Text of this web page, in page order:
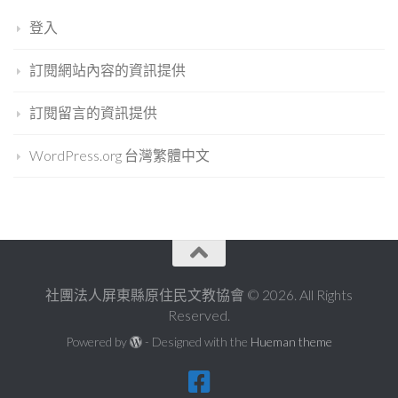
登入
訂閱網站內容的資訊提供
訂閱留言的資訊提供
WordPress.org 台灣繁體中文
社團法人屏東縣原住民文教協會 © 2026. All Rights
Reserved.
Powered by - Designed with the Hueman theme